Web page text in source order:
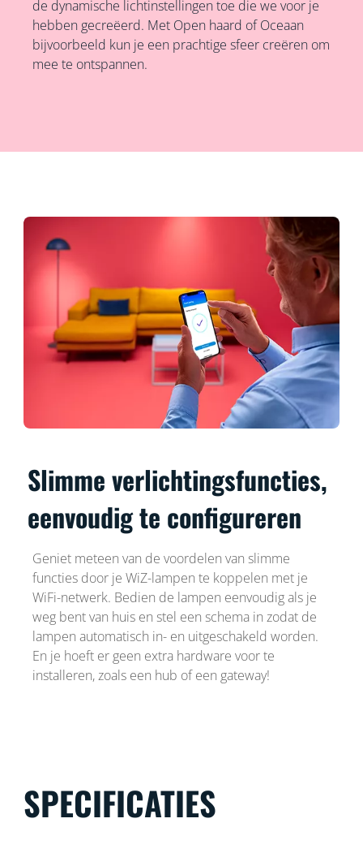
de dynamische lichtinstellingen toe die we voor je
hebben gecreëerd. Met Open haard of Oceaan
bijvoorbeeld kun je een prachtige sfeer creëren om
mee te ontspannen.
Slimme verlichtingsfuncties,
eenvoudig te configureren
Geniet meteen van de voordelen van slimme
functies door je WiZ-lampen te koppelen met je
WiFi-netwerk. Bedien de lampen eenvoudig als je
weg bent van huis en stel een schema in zodat de
lampen automatisch in- en uitgeschakeld worden.
En je hoeft er geen extra hardware voor te
installeren, zoals een hub of een gateway!
SPECIFICATIES